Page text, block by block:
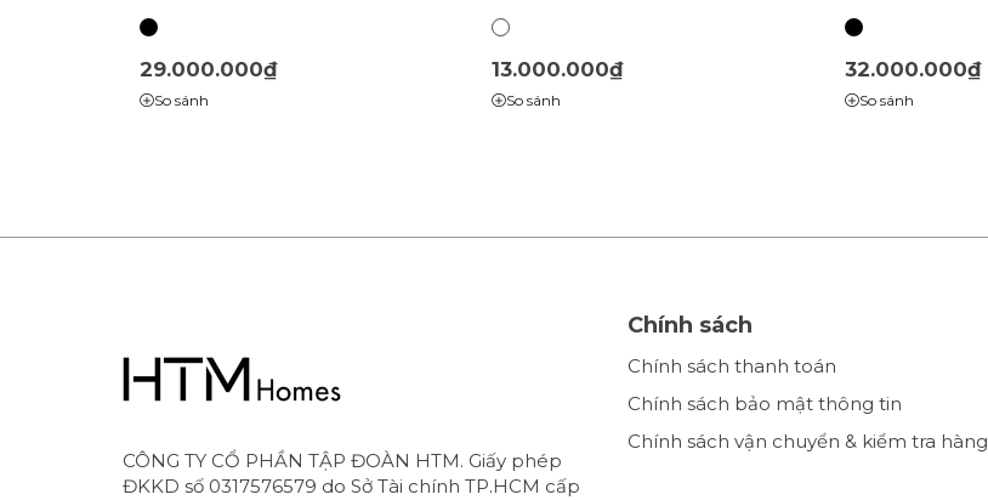
A52
29.000.000₫
So sánh
(315.0575.869)
13.000.000₫
So sánh
A72
32.000.000₫
So sánh
CÔNG TY CỔ PHẦN TẬP ĐOÀN HTM. Giấy phép
ĐKKD số 0317576579 do Sở Tài chính TP.HCM cấp
Chính sách
Chính sách thanh toán
Chính sách bảo mật thông tin
Chính sách vận chuyển & kiểm tra hàng